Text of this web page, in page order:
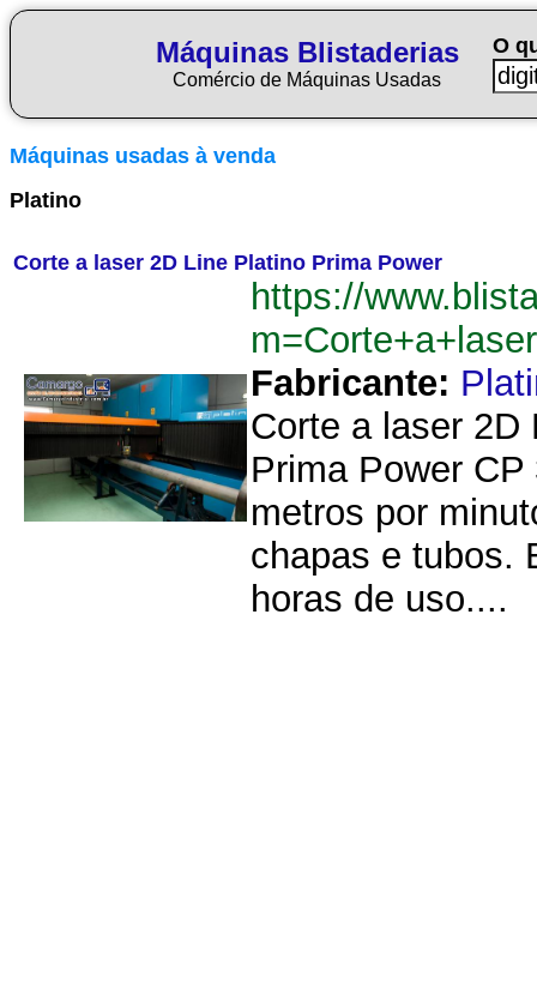
Máquinas Blistaderias
Comércio de Máquinas Usadas
O
Máquinas usadas à venda
Platino
Corte a laser 2D Line Platino Prima Power
https://
Fabricante:
Corte a laser 2D
Prima Power
metros por
chapas e tubos.
horas de uso....